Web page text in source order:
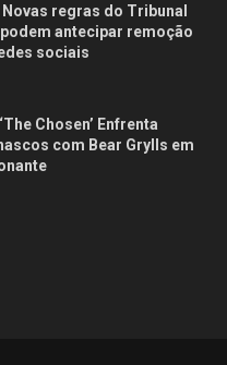
regras do Tribunal
antecipar remoção
sociais
Chosen’ Enfrenta
com Bear Grylls em